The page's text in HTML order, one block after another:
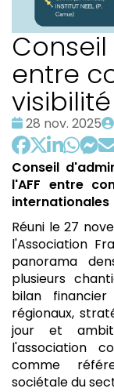
entre
Date
:
28 nov. 2025
Conseil
l'AFF entre
internationales
Réuni le 27
l'Association
panorama
plusieurs
bilan
régionaux,
jour et
l'association
comme
sociétale du